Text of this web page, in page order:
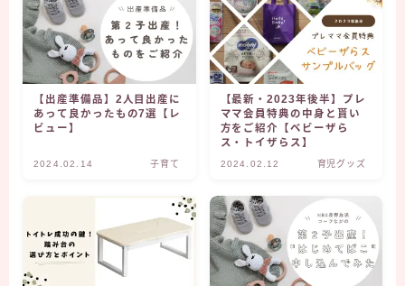
松本
【出産準備品】2人目出産に
あって良かったもの7選【レ
ビュー】
2024.02.14 子育て
【最新・2023年後半】プレ
ママ会員特典の中身と貰い
方をご紹介【ベビーザら
ス・トイザらス】
2024.02.12 育児グッズ